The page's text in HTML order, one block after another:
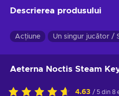
Descrierea produsului
Acțiune Un singur jucător /
Aeterna Noctis Steam
4.63 / 5 din 8